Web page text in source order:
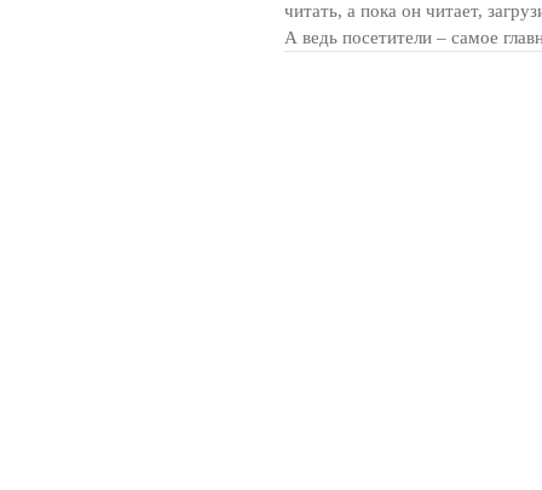
читать, а пока он читает,
А ведь посетители – самое